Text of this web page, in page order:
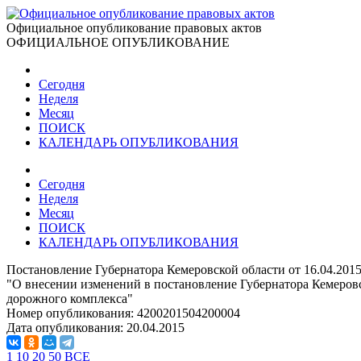
Официальное опубликование правовых актов
ОФИЦИАЛЬНОЕ ОПУБЛИКОВАНИЕ
Сегодня
Неделя
Месяц
ПОИСК
КАЛЕНДАРЬ ОПУБЛИКОВАНИЯ
Сегодня
Неделя
Месяц
ПОИСК
КАЛЕНДАРЬ ОПУБЛИКОВАНИЯ
Постановление Губернатора Кемеровской области от
"О внесении изменений в постановление Губернатора
дорожного комплекса"
Номер опубликования: 4200201504200004
Дата опубликования: 20.04.2015
1 10 20 50 ВСЕ